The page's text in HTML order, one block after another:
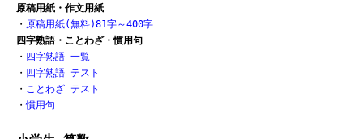
原稿用紙・作文用紙
・ 原稿用紙(無料)81字～400字
四字熟語・ことわざ・慣用句
・ 四字熟語 一覧
・ 四字熟語 テスト
・ ことわざ テスト
・慣用句